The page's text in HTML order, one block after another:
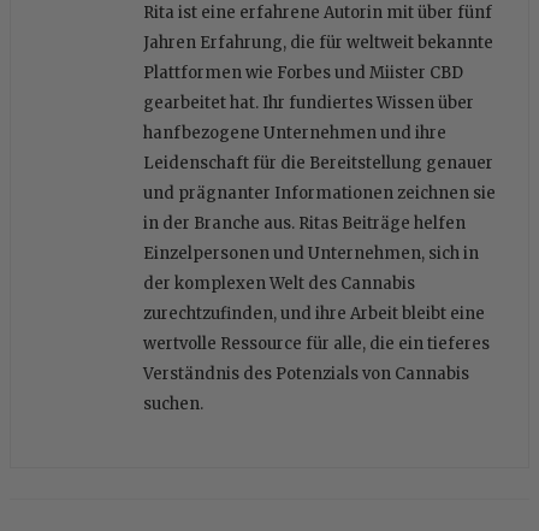
Rita ist eine erfahrene Autorin mit über fünf
Jahren Erfahrung, die für weltweit bekannte
Plattformen wie Forbes und Miister CBD
gearbeitet hat. Ihr fundiertes Wissen über
hanfbezogene Unternehmen und ihre
Leidenschaft für die Bereitstellung genauer
und prägnanter Informationen zeichnen sie
in der Branche aus. Ritas Beiträge helfen
Einzelpersonen und Unternehmen, sich in
der komplexen Welt des Cannabis
zurechtzufinden, und ihre Arbeit bleibt eine
wertvolle Ressource für alle, die ein tieferes
Verständnis des Potenzials von Cannabis
suchen.